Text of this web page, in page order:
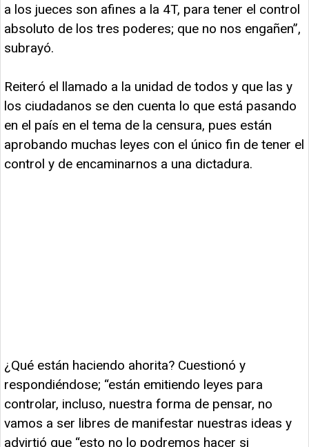
a los jueces son afines a la 4T, para tener el control
absoluto de los tres poderes; que no nos engañen”,
subrayó.
Reiteró el llamado a la unidad de todos y que las y
los ciudadanos se den cuenta lo que está pasando
en el país en el tema de la censura, pues están
aprobando muchas leyes con el único fin de tener el
control y de encaminarnos a una dictadura.
¿Qué están haciendo ahorita? Cuestionó y
respondiéndose; “están emitiendo leyes para
controlar, incluso, nuestra forma de pensar, no
vamos a ser libres de manifestar nuestras ideas y
advirtió que “esto no lo podremos hacer si